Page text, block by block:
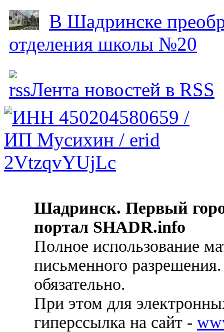
В Шадринске
отделения школы №20
Лента новостей в RSS
Шадринск. Первый
портал SHADR.info
Полное использование
письменного
обязательно.
При этом для
гиперссылка на сайт -